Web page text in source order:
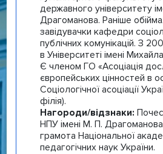
державного університету
Драгоманова. Раніше
завідувачки кафедри
публічних комунікацій. З
в Університеті імені
Є членом ГО «Асоціація
європейських цінностей в
Соціологічної асоціації
філія).
Нагороди/відзнаки:
НПУ імені М. П.
грамота Національної
педагогічних наук України.